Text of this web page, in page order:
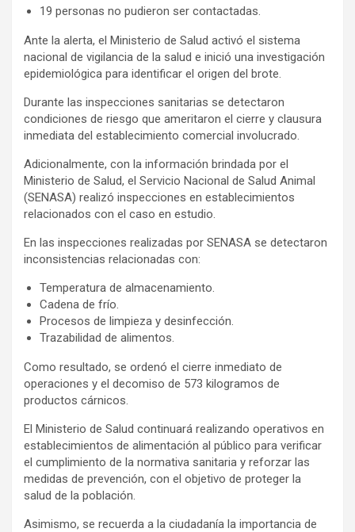
19 personas no pudieron ser contactadas.
Ante la alerta, el Ministerio de Salud activó el sistema
nacional de vigilancia de la salud e inició una investigación
epidemiológica para identificar el origen del brote.
Durante las inspecciones sanitarias se detectaron
condiciones de riesgo que ameritaron el cierre y clausura
inmediata del establecimiento comercial involucrado.
Adicionalmente, con la información brindada por el
Ministerio de Salud, el Servicio Nacional de Salud Animal
(SENASA) realizó inspecciones en establecimientos
relacionados con el caso en estudio.
En las inspecciones realizadas por SENASA se detectaron
inconsistencias relacionadas con:
Temperatura de almacenamiento.
Cadena de frío.
Procesos de limpieza y desinfección.
Trazabilidad de alimentos.
Como resultado, se ordenó el cierre inmediato de
operaciones y el decomiso de 573 kilogramos de
productos cárnicos.
El Ministerio de Salud continuará realizando operativos en
establecimientos de alimentación al público para verificar
el cumplimiento de la normativa sanitaria y reforzar las
medidas de prevención, con el objetivo de proteger la
salud de la población.
Asimismo, se recuerda a la ciudadanía la importancia de